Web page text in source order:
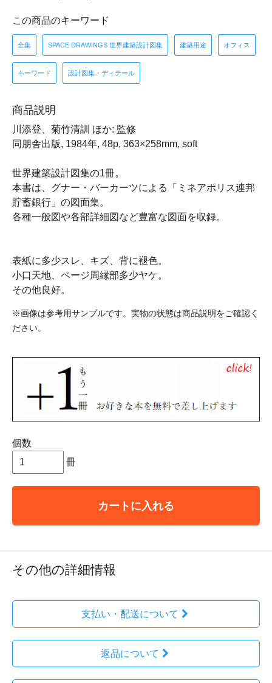
この商品のキーワード
全集 SPACE DRAWINGS 世界建築設計図集 建築用途 オフィス
キーワード 設計図集・ディテール
商品説明
川添登、菊竹清訓 ほか: 監修
同朋舎出版, 1984年, 48p, 363×258mm, soft
世界建築設計図集の1冊。
本書は、グナー・バーカーツによる「ミネアポリス連邦
貯蓄銀行」の図面集。
各種一般図や各部詳細図など豊富な図面を収録。
表紙に多少スレ、キズ、背に褪色。
小口天地、ページ周縁部多少ヤケ。
その他良好。
※画像は参考用サンプルです。実物の状態は商品説明をご確認く
ださい。
個数
冊
カートに入れる
その他の詳細情報
支払い・配送について
返品について